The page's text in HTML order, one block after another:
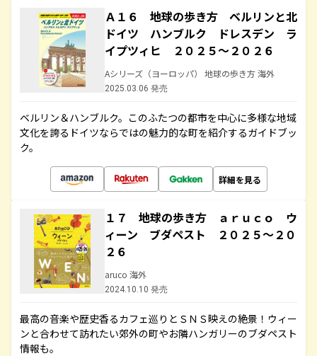
Ａ１６ 地球の歩き方 ベルリンと北
ドイツ ハンブルク ドレスデン ラ
イプツィヒ ２０２５～２０２６
Aシリーズ（ヨーロッパ） 地球の歩き方 海外
2025.03.06 発売
ベルリン＆ハンブルク。このふたつの都市を中心に多様な地域
文化を誇るドイツならではの魅力的な町を紹介するガイドブッ
ク。
詳細を見る
１７ 地球の歩き方 ａｒｕｃｏ ウ
ィーン ブダペスト ２０２５～２０
２６
aruco 海外
2024.10.10 発売
最高の音楽や歴史香るカフェ巡りとＳＮＳ映えの絶景！ウィー
ンと合わせて訪れたい郊外の町やお隣ハンガリーのブダペスト
情報も。